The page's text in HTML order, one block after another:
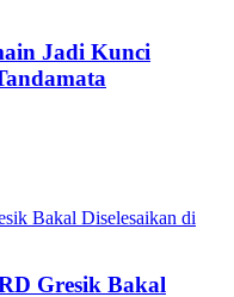
Jadi Kunci
Gresik Bakal